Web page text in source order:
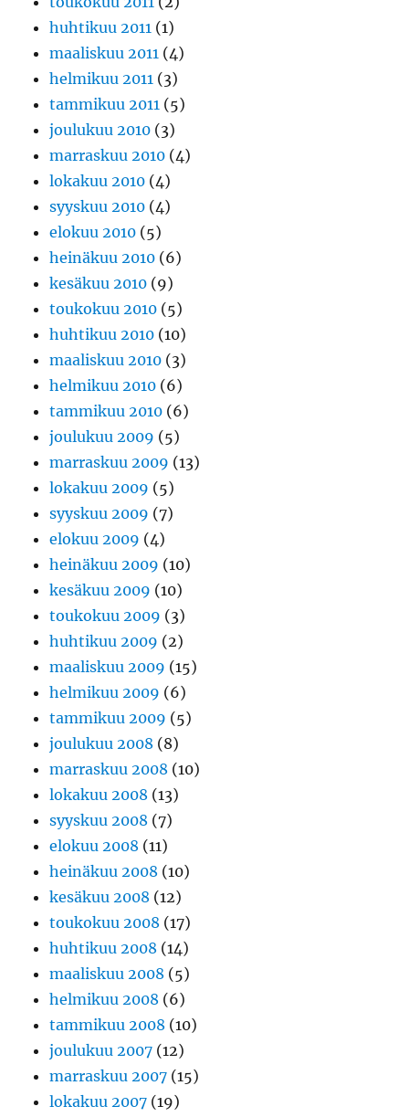
huhtikuu 2011 (1)
maaliskuu 2011 (4)
helmikuu 2011 (3)
tammikuu 2011 (5)
joulukuu 2010 (3)
marraskuu 2010 (4)
lokakuu 2010 (4)
syyskuu 2010 (4)
elokuu 2010 (5)
heinäkuu 2010 (6)
kesäkuu 2010 (9)
toukokuu 2010 (5)
huhtikuu 2010 (10)
maaliskuu 2010 (3)
helmikuu 2010 (6)
tammikuu 2010 (6)
joulukuu 2009 (5)
marraskuu 2009 (13)
lokakuu 2009 (5)
syyskuu 2009 (7)
elokuu 2009 (4)
heinäkuu 2009 (10)
kesäkuu 2009 (10)
toukokuu 2009 (3)
huhtikuu 2009 (2)
maaliskuu 2009 (15)
helmikuu 2009 (6)
tammikuu 2009 (5)
joulukuu 2008 (8)
marraskuu 2008 (10)
lokakuu 2008 (13)
syyskuu 2008 (7)
elokuu 2008 (11)
heinäkuu 2008 (10)
kesäkuu 2008 (12)
toukokuu 2008 (17)
huhtikuu 2008 (14)
maaliskuu 2008 (5)
helmikuu 2008 (6)
tammikuu 2008 (10)
joulukuu 2007 (12)
marraskuu 2007 (15)
lokakuu 2007 (19)